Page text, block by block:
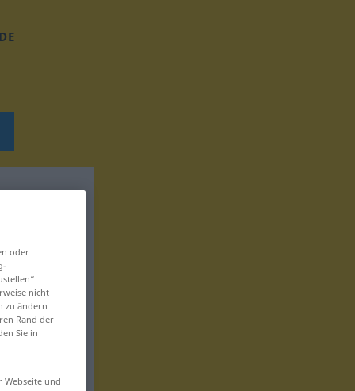
DE
oder
nicht
zu ändern
Rand der
Sie in
und